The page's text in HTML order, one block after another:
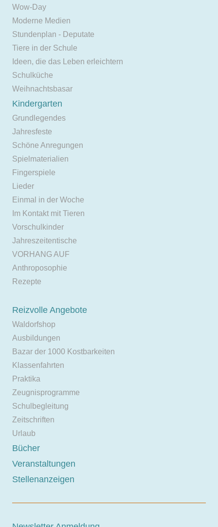
Wow-Day
Moderne Medien
Stundenplan - Deputate
Tiere in der Schule
Ideen, die das Leben erleichtern
Schulküche
Weihnachtsbasar
Kindergarten
Grundlegendes
Jahresfeste
Schöne Anregungen
Spielmaterialien
Fingerspiele
Lieder
Einmal in der Woche
Im Kontakt mit Tieren
Vorschulkinder
Jahreszeitentische
VORHANG AUF
Anthroposophie
Rezepte
Reizvolle Angebote
Waldorfshop
Ausbildungen
Bazar der 1000 Kostbarkeiten
Klassenfahrten
Praktika
Zeugnisprogramme
Schulbegleitung
Zeitschriften
Urlaub
Bücher
Veranstaltungen
Stellenanzeigen